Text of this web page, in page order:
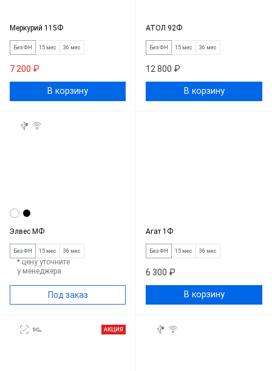
Меркурий 115Ф
Без ФН 15 мес 36 мес
7 200 ₽
В корзину
АТОЛ 92Ф
Без ФН 15 мес 36 мес
12 800 ₽
В корзину
Элвес МФ
Без ФН 15 мес 36 мес
* цену уточните
у менеджера
Под заказ
Агат 1Ф
Без ФН 15 мес 36 мес
6 300 ₽
В корзину
АКЦИЯ